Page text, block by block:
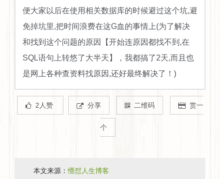
便大家以后在使用相关数据库的时候避过这个坑,避
免掉坑里,把时间浪费在这G血的事情上(为了解决
和找到这个问题的原因【开始连原因都找不到,在
SQL语句上转悠了大半天】，我都搞了2天,而且也
是网上各种查资料找原因,还好最终解决了！)
2人赞 分享 二维码 赏一
个
本文来源：懵怼人生博客